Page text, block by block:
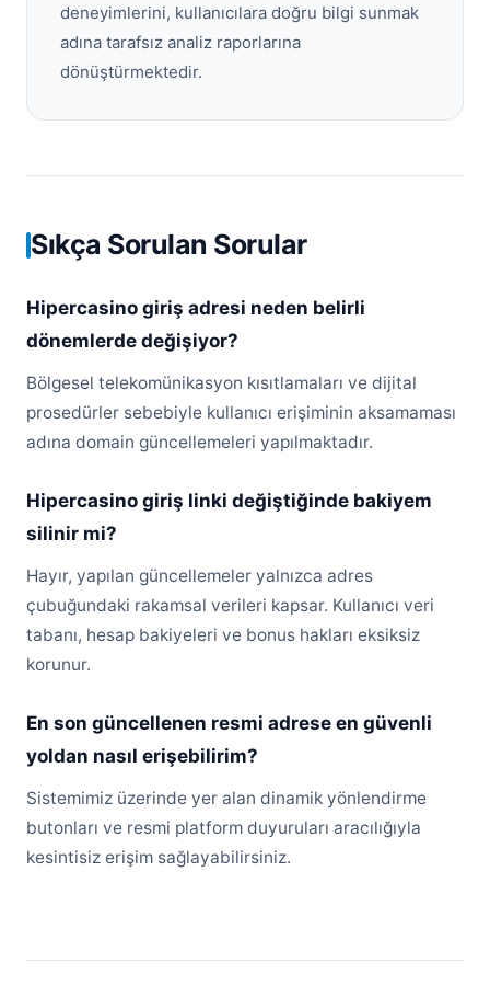
deneyimlerini, kullanıcılara doğru bilgi sunmak
adına tarafsız analiz raporlarına
dönüştürmektedir.
Sıkça Sorulan Sorular
Hipercasino giriş adresi neden belirli
dönemlerde değişiyor?
Bölgesel telekomünikasyon kısıtlamaları ve dijital
prosedürler sebebiyle kullanıcı erişiminin aksamaması
adına domain güncellemeleri yapılmaktadır.
Hipercasino giriş linki değiştiğinde bakiyem
silinir mi?
Hayır, yapılan güncellemeler yalnızca adres
çubuğundaki rakamsal verileri kapsar. Kullanıcı veri
tabanı, hesap bakiyeleri ve bonus hakları eksiksiz
korunur.
En son güncellenen resmi adrese en güvenli
yoldan nasıl erişebilirim?
Sistemimiz üzerinde yer alan dinamik yönlendirme
butonları ve resmi platform duyuruları aracılığıyla
kesintisiz erişim sağlayabilirsiniz.